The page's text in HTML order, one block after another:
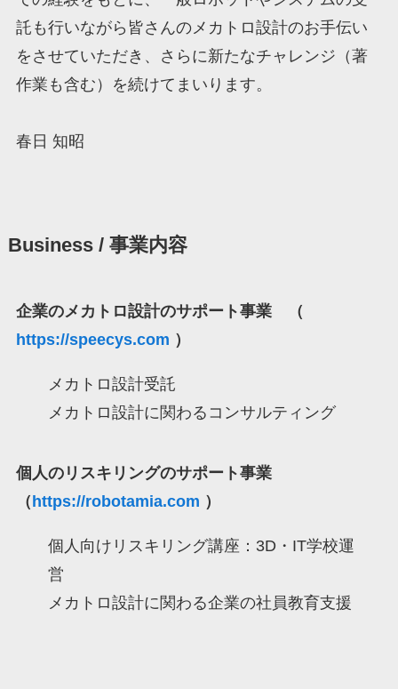
託も行いながら皆さんのメカトロ設計のお手伝い
をさせていただき、さらに新たなチャレンジ（著
作業も含む）を続けてまいります。
春日 知昭
Business / 事業内容
企業のメカトロ設計のサポート事業 （
https://speecys.com ）
メカトロ設計受託
メカトロ設計に関わるコンサルティング
個人のリスキリングのサポート事業
（https://robotamia.com ）
個人向けリスキリング講座：3D・IT学校運
営
メカトロ設計に関わる企業の社員教育支援